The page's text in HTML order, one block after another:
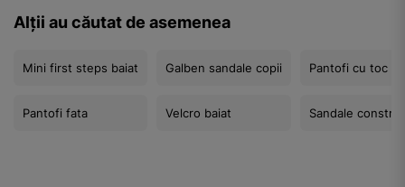
Alții au căutat de asemenea
Mini first steps baiat
Pantofi fata
Galben sandale copii
Velcro baiat
Pantofi cu toc
Sandale